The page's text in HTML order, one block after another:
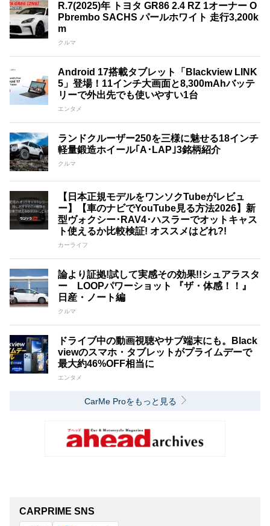
R.7(2025)年 トヨタ GR86 2.4 RZ 1オーナー O
Pbrembo SACHS パールホワイト 走行3,200k
m
クルマ
Android 17搭載タブレット「Blackview LINK
5」登場！11インチ大画面と8,300mAhバッテ
リーで外出先でも使いやすい1台
エンタメ
ランドクルーザー250を三様に魅せる18インチ
軽量鍛造ホイール｢A･LAP｣3銘柄紹介
クルマ
【日本正規モデルをワンソクTubeがレビュ
ー】【車のナビでYouTube見る方法2026】新
型ヴォクシー･RAV4･ハスラーでオットキャス
ト使えるか比較検証! オススメはどれ?!
カーライフ
論より証拠!試して実感その効果!!シュアラスタ
ー LOOPパワーショット 『ザ・体感！！』
日産・ノート編
クルマ
ドライブ中の動画視聴やサブ端末にも。Black
viewのスマホ・タブレットがプライムデーで
最大約46%OFF相当に
エンタメ
CarMe Proをもっと見る
CARPRIME SNS